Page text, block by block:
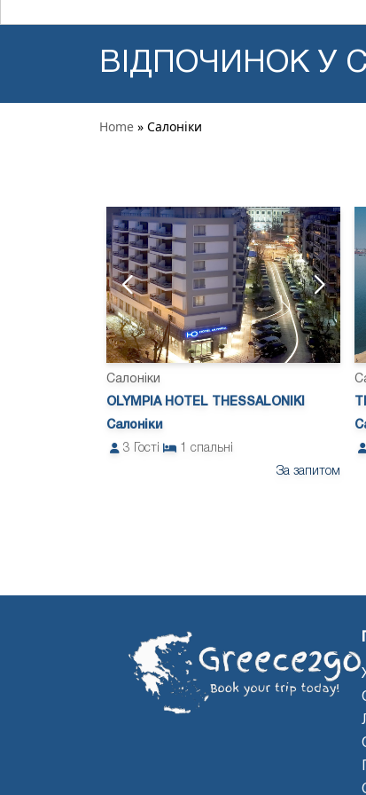
ВІДПОЧИНОК У
Home » Салоніки
Салоніки
OLYMPIA HOTEL THESSALONIKI
Салоніки
3
Гості
спальні
За запитом